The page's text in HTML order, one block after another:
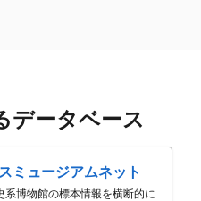
データベース
ミュージアムネット
系博物館の標本情報を横断的に